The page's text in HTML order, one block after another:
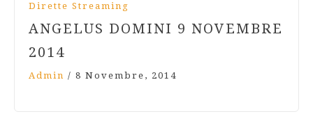
Dirette Streaming
ANGELUS DOMINI 9 NOVEMBRE
2014
Admin / 8 Novembre, 2014